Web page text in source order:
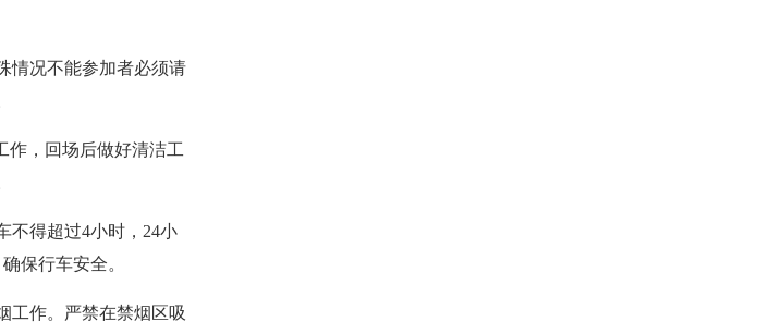
情况不能参加者必须请
作，回场后做好清洁工
不得超过4小时，24小
保行车安全。
工作。严禁在禁烟区吸